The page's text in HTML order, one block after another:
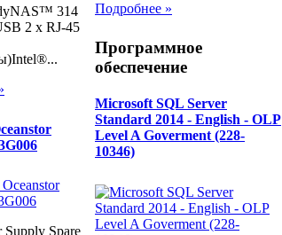
314
2 x RJ-45
Spare
Подробнее »
Программное
обеспечение
Microsoft SQL Server
Standard 2014 - English - OLP
Level A Goverment (228-
10346)